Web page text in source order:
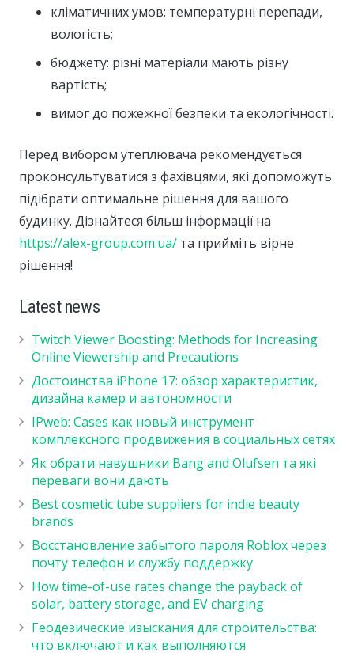
кліматичних умов: температурні перепади,
вологість;
бюджету: різні матеріали мають різну
вартість;
вимог до пожежної безпеки та екологічності.
Перед вибором утеплювача рекомендується
проконсультуватися з фахівцями, які допоможуть
підібрати оптимальне рішення для вашого
будинку. Дізнайтеся більш інформації на
https://alex-group.com.ua/ та прийміть вірне
рішення!
Latest news
Twitch Viewer Boosting: Methods for Increasing
Online Viewership and Precautions
Достоинства iPhone 17: обзор характеристик,
дизайна камер и автономности
IPweb: Cases как новый инструмент
комплексного продвижения в социальных сетях
Як обрати навушники Bang and Olufsen та які
переваги вони дають
Best cosmetic tube suppliers for indie beauty
brands
Восстановление забытого пароля Roblox через
почту телефон и службу поддержку
How time-of-use rates change the payback of
solar, battery storage, and EV charging
Геодезические изыскания для строительства:
что включают и как выполняются